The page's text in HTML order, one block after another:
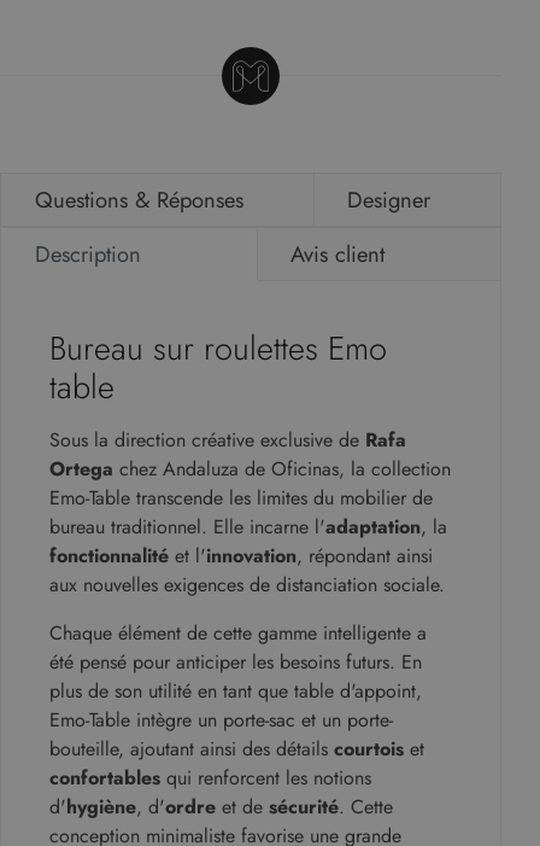
Description Avis client
Questions & Réponses Designer
Bureau sur roulettes Emo
table
Sous la direction créative exclusive de Rafa
Ortega chez Andaluza de Oficinas, la collection
Emo-Table transcende les limites du mobilier de
bureau traditionnel. Elle incarne l'adaptation, la
fonctionnalité et l'innovation, répondant ainsi
aux nouvelles exigences de distanciation sociale.
Chaque élément de cette gamme intelligente a
été pensé pour anticiper les besoins futurs. En
plus de son utilité en tant que table d'appoint,
Emo-Table intègre un porte-sac et un porte-
bouteille, ajoutant ainsi des détails courtois et
confortables qui renforcent les notions
d'hygiène, d'ordre et de sécurité. Cette
conception minimaliste favorise une grande